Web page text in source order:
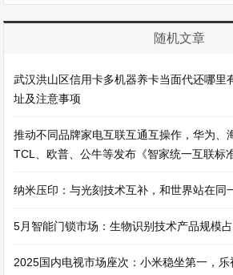
随机文章
武汉洪山区信用卡多机器养卡当面代还哪里
址及注意事项
推动不同品牌家电互联互通互操作，华为、
TCL、欧普、公牛等发布《智家统一互联标
纳米压印：与光刻技术互补，和世界站在同
5月智能门锁市场：生物识别技术产品规模
2025国内电视市场座次：小米稳坐第一，